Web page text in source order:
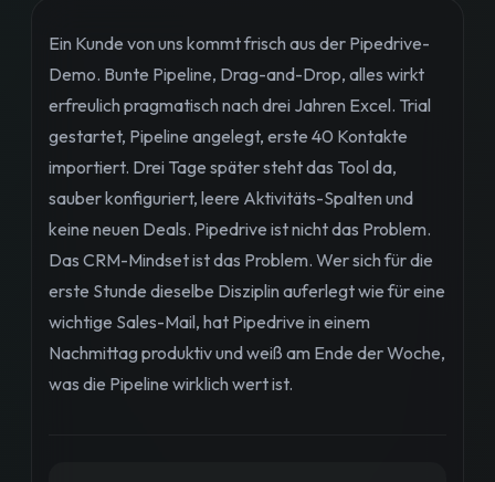
Ein Kunde von uns kommt frisch aus der Pipedrive-
Demo. Bunte Pipeline, Drag-and-Drop, alles wirkt
erfreulich pragmatisch nach drei Jahren Excel. Trial
gestartet, Pipeline angelegt, erste 40 Kontakte
importiert. Drei Tage später steht das Tool da,
sauber konfiguriert, leere Aktivitäts-Spalten und
keine neuen Deals. Pipedrive ist nicht das Problem.
Das CRM-Mindset ist das Problem. Wer sich für die
erste Stunde dieselbe Disziplin auferlegt wie für eine
wichtige Sales-Mail, hat Pipedrive in einem
Nachmittag produktiv und weiß am Ende der Woche,
was die Pipeline wirklich wert ist.